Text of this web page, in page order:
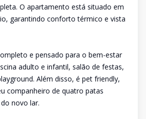
O apartamento está situado em
garantindo conforto térmico e vista
e pensado para o bem-estar
adulto e infantil, salão de festas,
Além disso, é pet friendly,
companheiro de quatro patas
novo lar.